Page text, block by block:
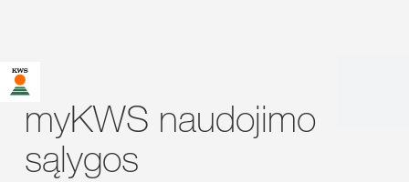
myKWS naudojimo
sąlygos